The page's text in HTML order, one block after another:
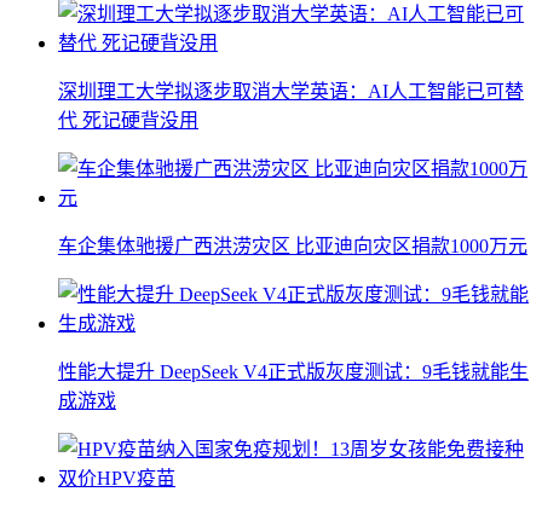
深圳理工大学拟逐步取消大学英语：AI人工智能已可替
代 死记硬背没用
车企集体驰援广西洪涝灾区 比亚迪向灾区捐款1000万元
性能大提升 DeepSeek V4正式版灰度测试：9毛钱就能生
成游戏